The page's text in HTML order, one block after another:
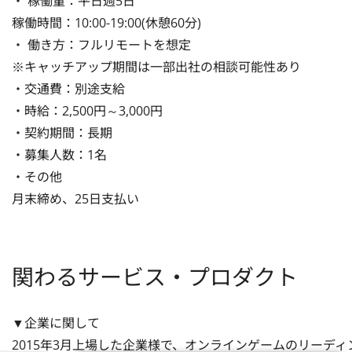
稼働時間：10:00-19:00(休憩60分)
・ 働き方：フルリモートを想定
※キャッチアップ期間は一部出社の相談可能性あり
・交通費：別途支給
・時給：2,500円～3,000円
・契約期間：長期
・募集人数：1名
・その他
月末締め、25日支払い
関わるサービス・プロダクト
▼企業に関して
2015年3月上場した企業様で、オンラインゲームのリーディ